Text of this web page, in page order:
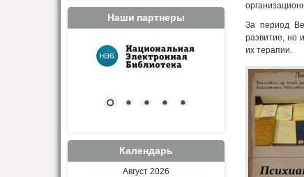
Наши партнеры
Календарь
Август 2026
За период
развитие, но
их терапии.